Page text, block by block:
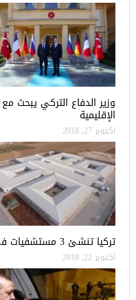
وزير الدفاع التركي يبحث
الإقليمية
أكتوبر 27, 2018
تركيا تنشئ 3 مستشفيات في مناطق درع الفرات بسوريا
أكتوبر 22, 2018